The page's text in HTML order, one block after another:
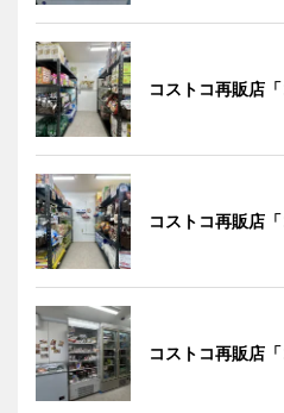
コストコ再販店
コストコ再販店
コストコ再販店